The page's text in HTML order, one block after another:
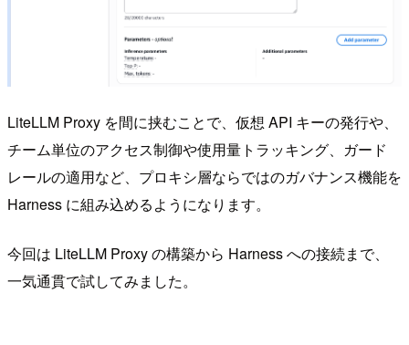
LiteLLM Proxy を間に挟むことで、仮想 API キーの発行や、
チーム単位のアクセス制御や使用量トラッキング、ガード
レールの適用など、プロキシ層ならではのガバナンス機能を
Harness に組み込めるようになります。
今回は LiteLLM Proxy の構築から Harness への接続まで、
一気通貫で試してみました。